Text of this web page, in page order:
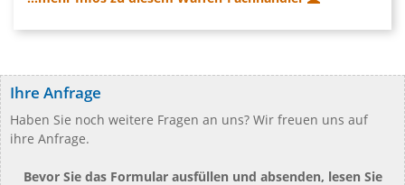
Ihre Anfrage
Haben Sie noch weitere Fragen an uns? Wir freuen uns auf
ihre Anfrage.
Bevor Sie das Formular ausfüllen und absenden, lesen Sie